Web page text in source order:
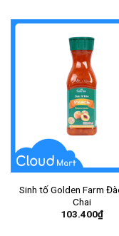
Sinh tố Golden Farm
Chai
103.400₫